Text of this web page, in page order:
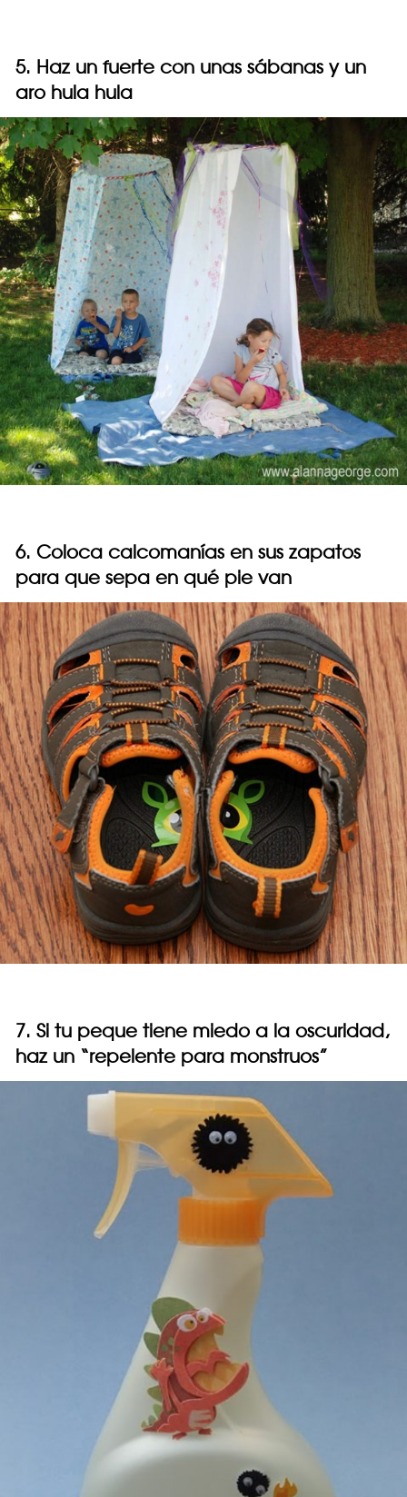
5. Haz un fuerte con unas sábanas y un
aro hula hula
6. Coloca calcomanías en sus zapatos
para que sepa en qué pie van
7. Si tu peque tiene miedo a la oscuridad,
haz un “repelente para monstruos”